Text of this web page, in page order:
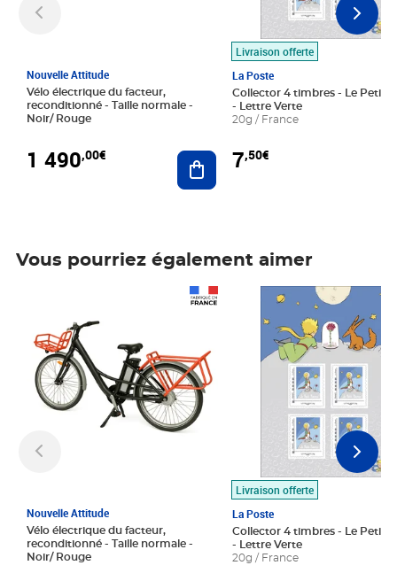
Nouvelle Attitude
Vélo électrique du facteur,
reconditionné - Taille normale -
Noir/ Rouge
1 490,00€ Ajouter au panier
Livraison offerte
La Poste
Collector 4 timbres - Le Petit
- Lettre Verte
20g / France
7,50€
Vous pourriez également aimer
Nouvelle Attitude
Vélo électrique du facteur,
reconditionné - Taille normale -
Noir/ Rouge
Livraison offerte
La Poste
Collector 4 timbres - Le Petit
- Lettre Verte
20g / France
Prix 7,50€